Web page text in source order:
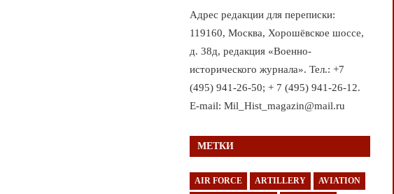
Адрес редакции для переписки:
119160, Москва, Хорошёвское шоссе,
д. 38д, редакция «Военно-
исторического журнала». Тел.: +7
(495) 941-26-50; + 7 (495) 941-26-12.
E-mail: Mil_Hist_magazin@mail.ru
МЕТКИ
AIR FORCE ARTILLERY AVIATION